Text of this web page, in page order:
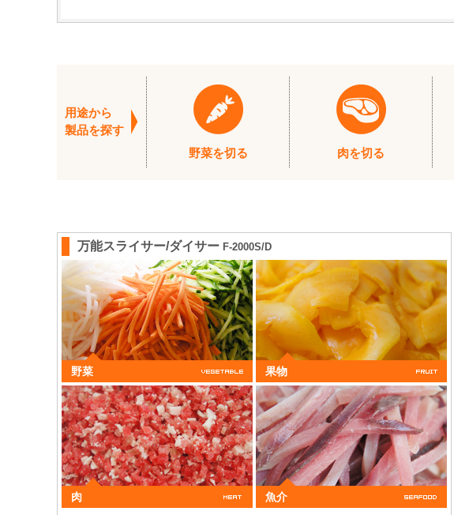
用途から
製品を探す
野菜を切る
肉を切る
万能スライサー/ダイサー F-2000S/D
野菜 果物
肉 魚介